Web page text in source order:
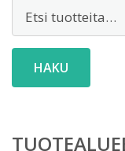
HAKU